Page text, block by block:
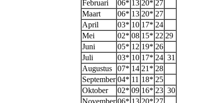
Februari
06* 13 20* 27
Maart
06* 13 20* 27
April
03* 10 17* 24
Mei
02* 08 15* 22 29
Juni
05* 12 19* 26
Juli
03* 10 17* 24 31
Augustus
07* 14 21* 28
September 04* 11 18* 25
Oktober
02* 09 16* 23 30
November 06* 13 20* 27